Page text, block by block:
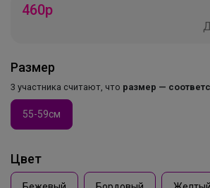
460р
Размер
3 участника считают, что размер —
55-59см
Цвет